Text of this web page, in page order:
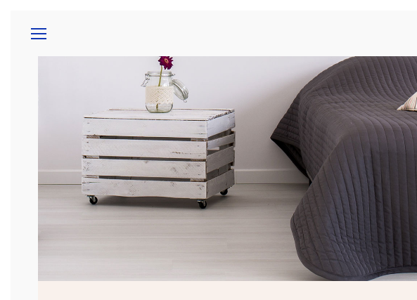
SOBRE OVERLAND BLOG
ACCESORIOS ELECTRODOMÉSTICOS ESPEJOS FREGADEROS
MUEBLES
PERSIANAS